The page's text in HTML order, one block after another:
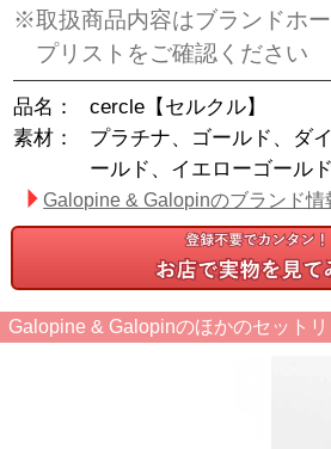
※取扱商品内容はブランドホ
プリストをご確認ください
品名：
cercle【セルクル】
素材：
プラチナ、ゴールド、ダ
ールド、イエローゴール
Galopine & Galopinのブランド情
Galopine & Galopinのほかのセット